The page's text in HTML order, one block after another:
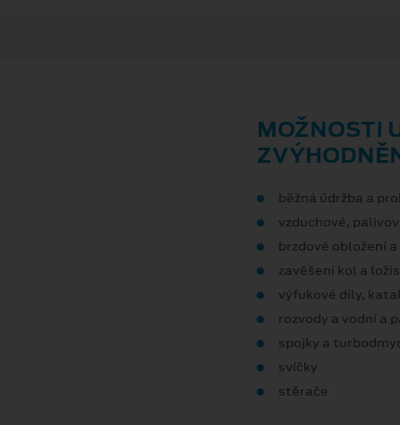
MOŽNOSTI
běžná údržba a
vzduchové,
brzdové obložení
zavěšení kol a
výfukové díly,
rozvody a vodní a
spojky a
svíčky
stěrače